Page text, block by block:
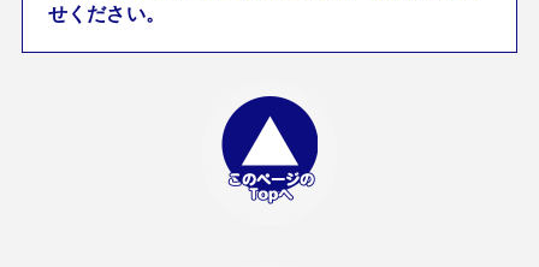
せください。